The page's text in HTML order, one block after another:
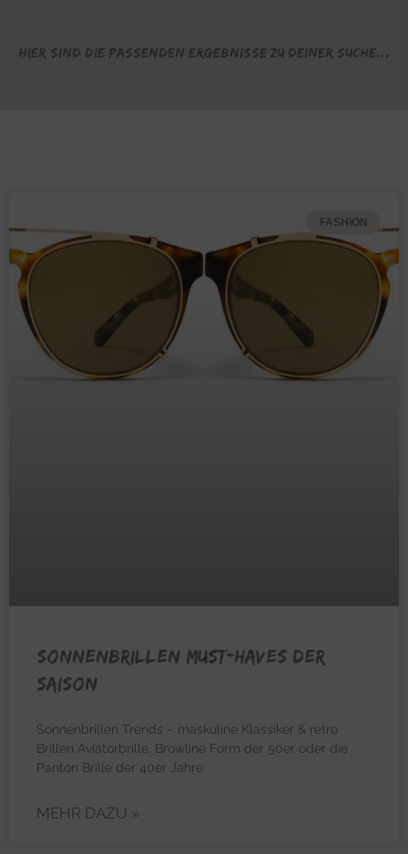
Hier sind die passenden Ergebnisse zu deiner Suche...
FASHION
Sonnenbrillen Must-Haves der
Saison
Sonnenbrillen Trends – maskuline Klassiker & retro
Brillen Aviatorbrille, Browline Form der 50er oder die
Panton Brille der 40er Jahre
MEHR DAZU »